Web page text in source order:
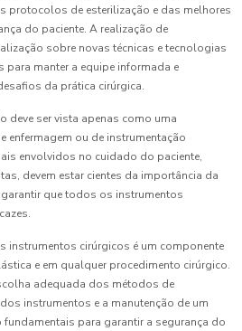
protocolos de esterilização e das melhores
do paciente. A realização de
sobre novas técnicas e tecnologias
para manter a equipe informada e
da prática cirúrgica.
deve ser vista apenas como uma
enfermagem ou de instrumentação
envolvidos no cuidado do paciente,
devem estar cientes da importância da
que todos os instrumentos
instrumentos cirúrgicos é um componente
e em qualquer procedimento cirúrgico.
adequada dos métodos de
instrumentos e a manutenção de um
para garantir a segurança do